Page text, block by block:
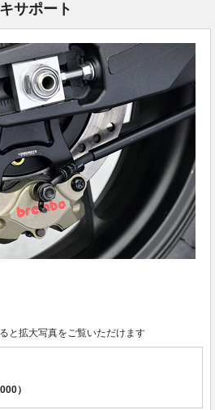
サポート
と拡大写真をご覧いただけます
）